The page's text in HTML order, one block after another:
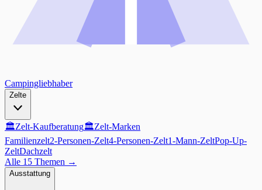
Campingliebhaber
Zelte
🏛️Zelt-Kaufberatung🏛️Zelt-Marken
Familienzelt2-Personen-Zelt4-Personen-Zelt1-Mann-ZeltPop-Up-
ZeltDachzelt
Alle 15 Themen →
Ausstattung